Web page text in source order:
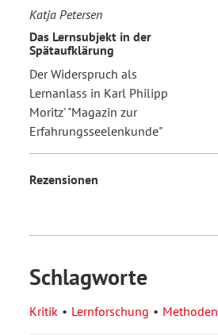
Katja Petersen
Das Lernsubjekt in der
Spätaufklärung
Der Widerspruch als
Lernanlass in Karl Philipp
Moritz' "Magazin zur
Erfahrungsseelenkunde"
Rezensionen
Schlagworte
Kritik Lernforschung Methoden